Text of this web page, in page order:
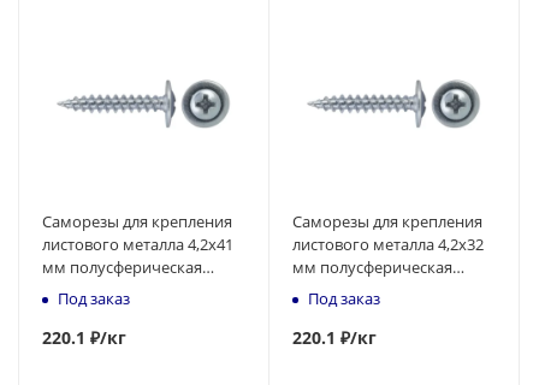
Саморезы для крепления
листового металла 4,2x41
мм полусферическая
головка, острый
наконечник
Под заказ
220.1 ₽/кг
Саморезы для крепления
листового металла 4,2x32
мм полусферическая
головка, острый
наконечник
Под заказ
220.1 ₽/кг